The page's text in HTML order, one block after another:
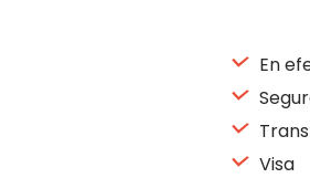
En
Visa